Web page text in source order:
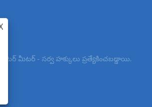
మీటర్ - సర్వ హక్కులు ప్రత్యేకించబడ్డాయి.